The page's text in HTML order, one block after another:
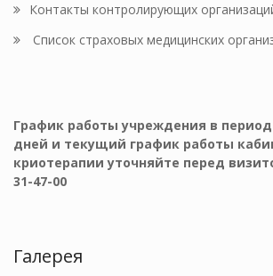
Контакты контролирующих
Список страховых медицинских
График работы учреждения в
дней и текущий график работы
криотерапии уточняйте перед
31-47-00
Галерея